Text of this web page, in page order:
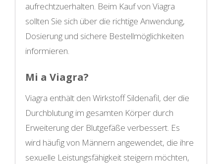
aufrechtzuerhalten. Beim Kauf von Viagra
sollten Sie sich über die richtige Anwendung,
Dosierung und sichere Bestellmöglichkeiten
informieren.
Mi a Viagra?
Viagra enthält den Wirkstoff Sildenafil, der die
Durchblutung im gesamten Körper durch
Erweiterung der Blutgefäße verbessert. Es
wird häufig von Männern angewendet, die ihre
sexuelle Leistungsfähigkeit steigern möchten,